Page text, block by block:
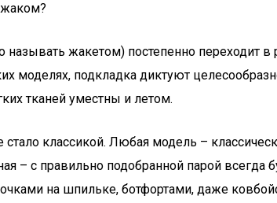
жакетом) постепенно переходит
моделях, подкладка диктуют
тканей уместны и летом.
классикой. Любая модель –
– с правильно подобранной парой
на шпильке, ботфортами, даже